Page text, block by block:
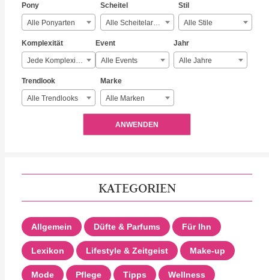
Pony
Alle Ponyarten
Scheitel
Alle Scheitelarten
Stil
Alle Stile
Komplexität
Jede Komplexität
Event
Alle Events
Jahr
Alle Jahre
Trendlook
Alle Trendlooks
Marke
Alle Marken
ANWENDEN
KATEGORIEN
Allgemein Düfte & Parfums Für Ihn
Lexikon Lifestyle & Zeitgeist Make-up
Mode Pflege Tipps Wellness